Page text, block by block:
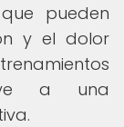
pueden
y el dolor
a una